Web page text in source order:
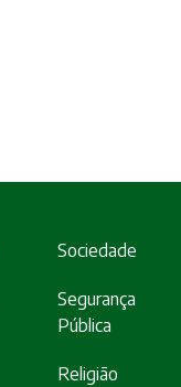
Sociedade
Segurança
Pública
Religião